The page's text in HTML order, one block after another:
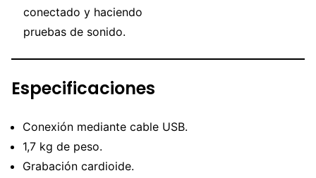
conectado y haciendo
pruebas de sonido.
Especificaciones
Conexión mediante cable USB.
1,7 kg de peso.
Grabación cardioide.